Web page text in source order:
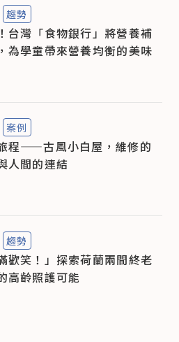
趨勢
台灣「食物銀行」將營養補
為學童帶來營養均衡的美味
案例
程——古風小白屋，維修的
人間的連結
趨勢
歡笑！」探索荷蘭兩間終老
高齡照護可能